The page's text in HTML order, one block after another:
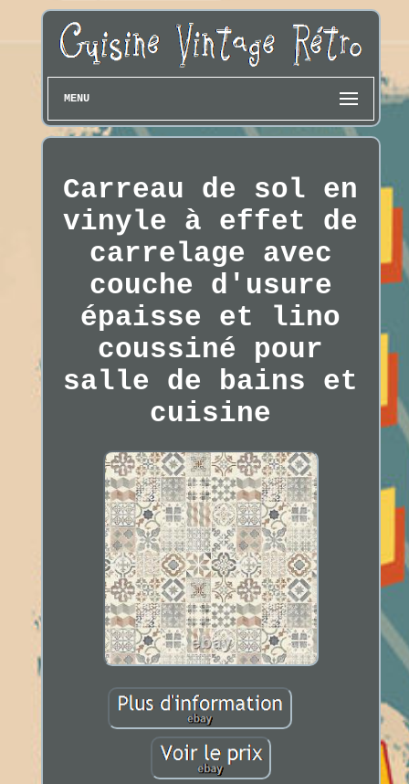
MENU
Carreau de sol en
vinyle à effet de
carrelage avec
couche d'usure
épaisse et lino
coussiné pour
salle de bains et
cuisine